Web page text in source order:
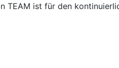
TEAM ist für den